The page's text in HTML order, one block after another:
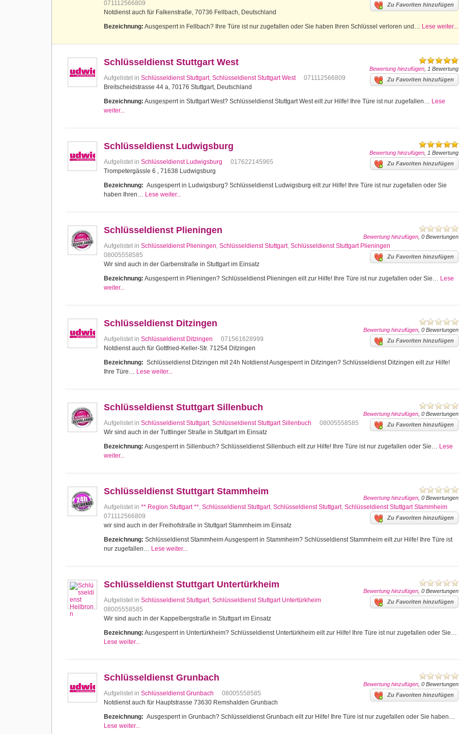
Zu Favoriten hinzufügen
071112566809
Notdienst auch für Falkenstraße, 70736 Fellbach, Deutschland
Bezeichnung: Ausgesperrt in Fellbach? Ihre Türe ist nur zugefallen oder Sie haben Ihren Schlüssel verloren und… Lese weiter...
Bewertung hinzufügen , 1 Bewertung
Schlüsseldienst Stuttgart West
Aufgelistet in Schlüsseldienst Stuttgart, Schlüsseldienst Stuttgart West Zu Favoriten hinzufügen
071112566809
Breitscheidstrasse 44 a, 70176 Stuttgart, Deutschland
Bezeichnung: Ausgesperrt in Stuttgart West? Schlüsseldienst Stuttgart West eilt zur Hilfe! Ihre Türe ist nur zugefallen… Lese
weiter...
Bewertung hinzufügen , 1 Bewertung
Schlüsseldienst Ludwigsburg
Aufgelistet in Schlüsseldienst Ludwigsburg Zu Favoriten hinzufügen
017622145965
Trompetergässle 6 , 71638 Ludwigsburg
Bezeichnung: Ausgesperrt in Ludwigsburg? Schlüsseldienst Ludwigsburg eilt zur Hilfe! Ihre Türe ist nur zugefallen oder Sie
haben Ihren… Lese weiter...
Bewertung hinzufügen , 0 Bewertungen
Schlüsseldienst Plieningen
Aufgelistet in Schlüsseldienst Plieningen, Schlüsseldienst Stuttgart, Schlüsseldienst Stuttgart Plieningen
Zu Favoriten hinzufügen
08005558585
Wir sind auch in der Garbenstraße in Stuttgart im Einsatz
Bezeichnung: Ausgesperrt in Plieningen? Schlüsseldienst Plieningen eilt zur Hilfe! Ihre Türe ist nur zugefallen oder Sie… Lese
weiter...
Bewertung hinzufügen , 0 Bewertungen
Schlüsseldienst Ditzingen
Aufgelistet in Schlüsseldienst Ditzingen Zu Favoriten hinzufügen
071561628999
Notdienst auch für Gottfried-Keller-Str. 71254 Ditzingen
Bezeichnung: Schlüsseldienst Ditzingen mit 24h Notdienst Ausgesperrt in Ditzingen? Schlüsseldienst Ditzingen eilt zur Hilfe!
Ihre Türe… Lese weiter...
Bewertung hinzufügen , 0 Bewertungen
Schlüsseldienst Stuttgart Sillenbuch
Aufgelistet in Schlüsseldienst Stuttgart, Schlüsseldienst Stuttgart Sillenbuch Zu Favoriten hinzufügen
08005558585
Wir sind auch in der Tuttlinger Straße in Stuttgart im Einsatz
Bezeichnung: Ausgesperrt in Sillenbuch? Schlüsseldienst Sillenbuch eilt zur Hilfe! Ihre Türe ist nur zugefallen oder Sie… Lese
weiter...
Bewertung hinzufügen , 0 Bewertungen
Schlüsseldienst Stuttgart Stammheim
Aufgelistet in ** Region Stuttgart **, Schlüsseldienst Stuttgart, Schlüsseldienst Stuttgart, Schlüsseldienst Stuttgart Stammheim
Zu Favoriten hinzufügen
071112566809
wir sind auch in der Freihofstraße in Stuttgart Stammheim im Einsatz
Bezeichnung: Schlüsseldienst Stammheim Ausgesperrt in Stammheim? Schlüsseldienst Stammheim eilt zur Hilfe! Ihre Türe ist
nur zugefallen… Lese weiter...
Bewertung hinzufügen , 0 Bewertungen
Schlüsseldienst Stuttgart Untertürkheim
Aufgelistet in Schlüsseldienst Stuttgart, Schlüsseldienst Stuttgart Untertürkheim Zu Favoriten hinzufügen
08005558585
Wir sind auch in der Kappelbergstraße in Stuttgart im Einsatz
Bezeichnung: Ausgesperrt in Untertürkheim? Schlüsseldienst Untertürkheim eilt zur Hilfe! Ihre Türe ist nur zugefallen oder Sie…
Lese weiter...
Bewertung hinzufügen , 0 Bewertungen
Schlüsseldienst Grunbach
Aufgelistet in Schlüsseldienst Grunbach Zu Favoriten hinzufügen
08005558585
Notdienst auch für Hauptstrasse 73630 Remshalden Grunbach
Bezeichnung: Ausgesperrt in Grunbach? Schlüsseldienst Grunbach eilt zur Hilfe! Ihre Türe ist nur zugefallen oder Sie haben…
Lese weiter...